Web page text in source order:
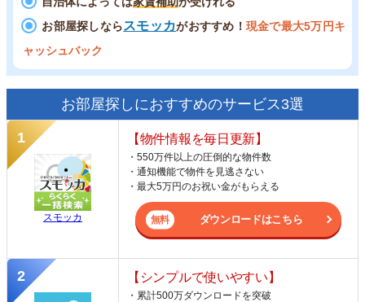
お部屋探しならスモッカがおすすめ！ 現金で最大5万円キ
ャッシュバック
お部屋探しにおすすめのサービス3選
スモッカ
【物件情報を毎日更新】
・550万件以上の圧倒的な物件数
・通知機能で物件を見逃さない
・最大5万円のお祝い金がもらえる
ダウンロードはこちら
【シンプルで使いやすい】
・累計500万ダウンロードを突破